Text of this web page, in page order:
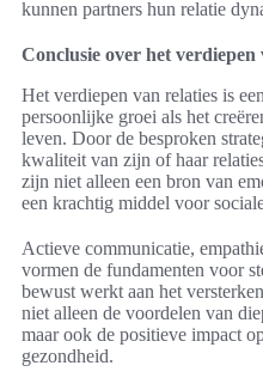
kunnen partners hun relatie
Conclusie over het verdiepen
Het verdiepen van relaties is
persoonlijke groei als het
leven. Door de besproken
kwaliteit van zijn of haar
zijn niet alleen een bron van
een krachtig middel voor
Actieve communicatie,
vormen de fundamenten voor
bewust werkt aan het
niet alleen de voordelen van
maar ook de positieve impact
gezondheid.